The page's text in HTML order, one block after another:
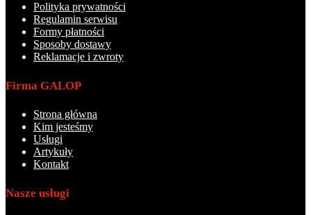
Polityka prywatności
Regulamin serwisu
Formy płatności
Sposoby dostawy
Reklamacje i zwroty
Firma GALOP
Strona główna
Kim jesteśmy
Usługi
Artykuły
Kontakt
Nasze usługi